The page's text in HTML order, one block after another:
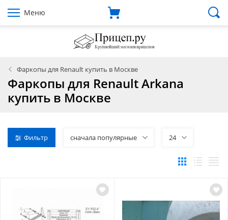
Меню
Фаркопы для Renault купить в Москве
Фаркопы для Renault Arkana
купить в Москве
Фильтр сначала популярные 24